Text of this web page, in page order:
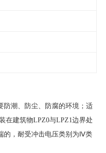
防潮、防尘、防腐的环境；适
在建筑物LPZ0与LPZ1边界处
的，耐受冲击电压类别为Ⅳ类